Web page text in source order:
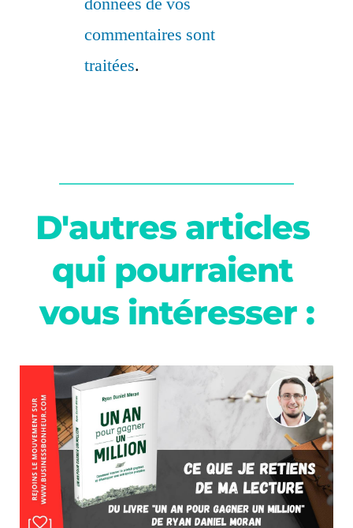
commentaires sont
traitées.
D'autres articles
qui pourraient
vous intéresser :